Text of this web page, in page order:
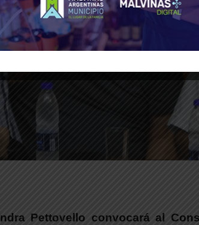
Pettovello convocará al